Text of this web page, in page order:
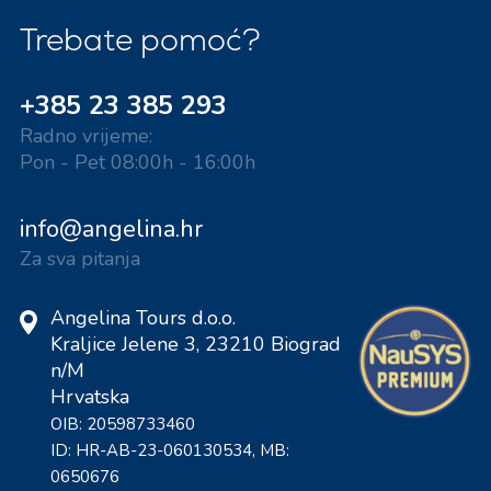
Trebate pomoć?
+385 23 385 293
Radno vrijeme:
Pon - Pet 08:00h - 16:00h
info@angelina.hr
Za sva pitanja
Angelina Tours d.o.o.
Kraljice Jelene 3, 23210 Biograd
n/M
Hrvatska
OIB: 20598733460
ID: HR-AB-23-060130534, MB:
0650676